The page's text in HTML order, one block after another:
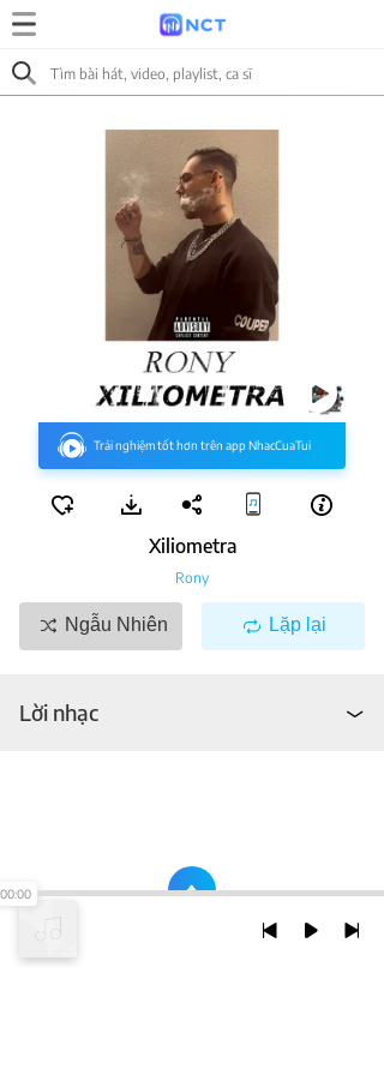
Trải nghiệm tốt hơn trên app NhacCuaTui
Xiliometra
Rony
Ngẫu Nhiên Lặp lại
Lời nhạc
00:00